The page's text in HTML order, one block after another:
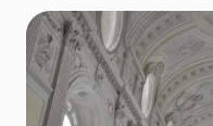
og
køb
du
ikke